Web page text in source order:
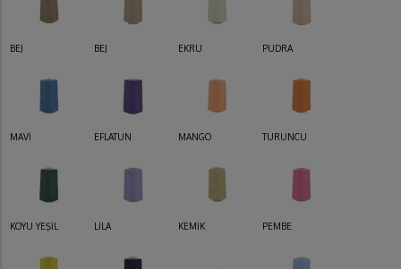
BEJ BEJ EKRU PUDRA
MAVİ EFLATUN MANGO TURUNCU
KOYU YEŞİL LİLA KEMİK PEMBE